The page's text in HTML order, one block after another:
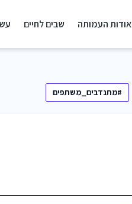
אודות העמותה שבים לחיים
#מתנדבים_משתפים